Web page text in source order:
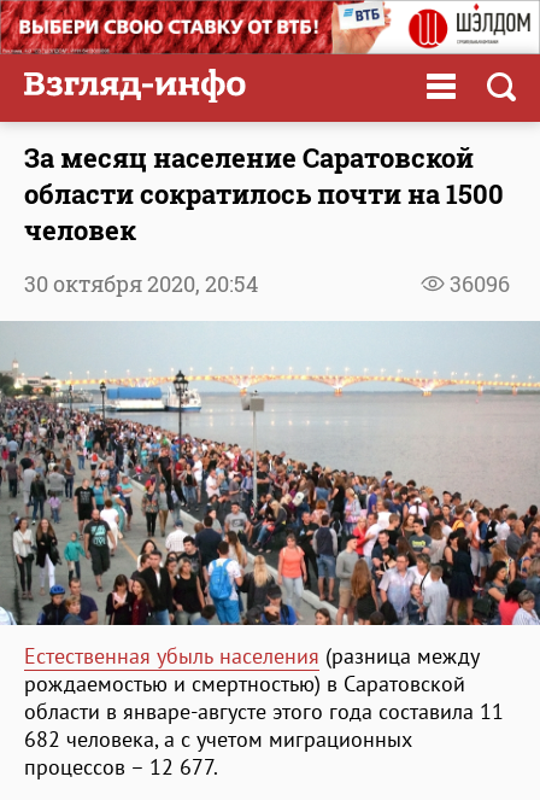
За месяц население Саратовской
области сократилось почти на 1500
человек
36096
30 октября 2020, 20:54
Естественная убыль населения (разница между
рождаемостью и смертностью) в Саратовской
области в январе-августе этого года составила 11
682 человека, а с учетом миграционных
процессов – 12 677.